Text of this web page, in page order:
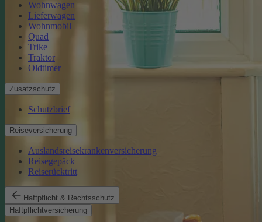
Wohnwagen
Lieferwagen
Wohnmobil
Quad
Trike
Traktor
Oldtimer
Zusatzschutz
Schutzbrief
Reiseversicherung
Auslandsreisekrankenversicherung
Reisegepäck
Reiserücktritt
Haftpflicht & Rechtsschutz
Haftpflichtversicherung